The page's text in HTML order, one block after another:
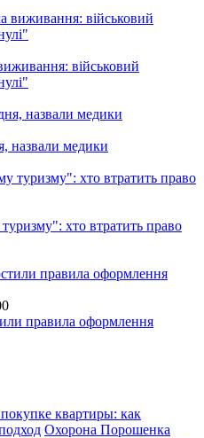
військовий
назвали медики
хто втратить право
правила оформлення
квартиры: как
Охорона Порошенка